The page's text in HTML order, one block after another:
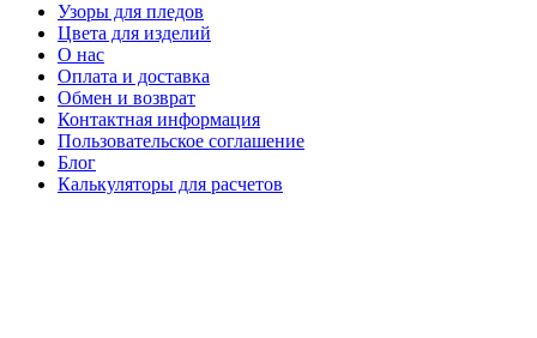
Узоры для пледов
Цвета для изделий
О нас
Оплата и доставка
Обмен и возврат
Контактная информация
Пользовательское соглашение
Блог
Калькуляторы для расчетов